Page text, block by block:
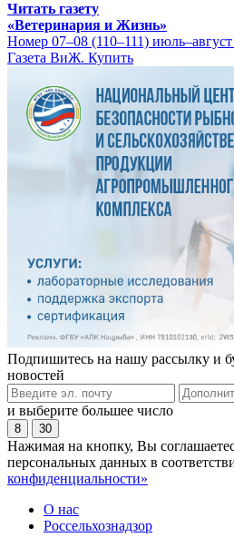
Читать газету
«Ветеринария и Жизнь»
Номер 07–08 (110–111)
Газета ВиЖ. Купить
Подпишитесь на нашу рассылку и
новостей
и выберите большее число
8 30
Нажимая на кнопку, Вы
персональных данных в
конфиденциальности»
О нас
Россельхознадзор